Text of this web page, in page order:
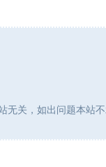
无关，如出问题本站